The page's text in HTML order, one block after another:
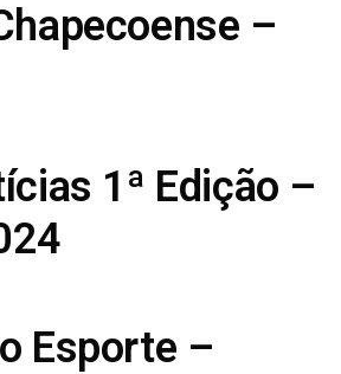
–
1ª Edição –
Esporte –